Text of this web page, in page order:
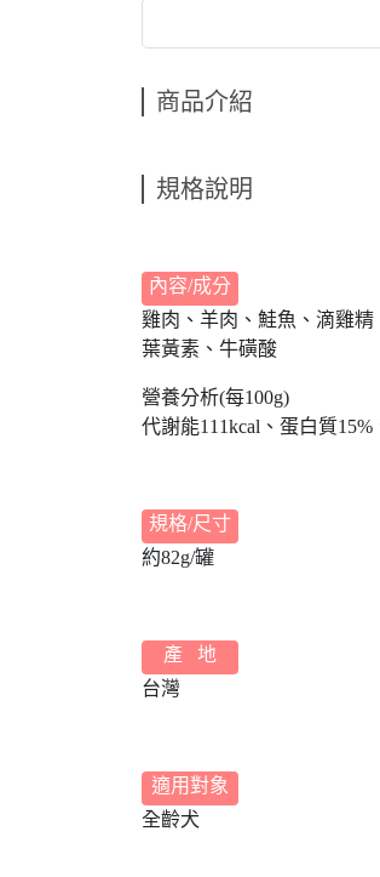
商品介紹
規格說明
內容/成分
雞肉、羊肉、鮭魚、滴雞
葉黃素、牛磺酸
營養分析(每100g)
代謝能111kcal、蛋白質
規格/尺寸
約82g/罐
產 地
台灣
適用對象
全齡犬